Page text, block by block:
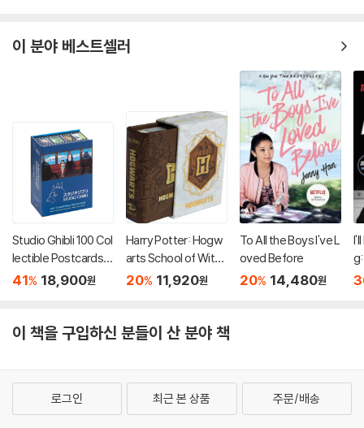
이 분야 베스트셀러
Studio Ghibli 100 Col
lectible Postcards :
스튜디오 지브리 엽서 1
41% 18,900원
Harry Potter: Hogw
arts School of Witch
craft and Wizardry
20% 11,920원
To All the Boys I've L
oved Before
20% 14,480원
이 책을 구입하신 분들이 산 분야 책
로그인 최근 본 상품 주문/배송